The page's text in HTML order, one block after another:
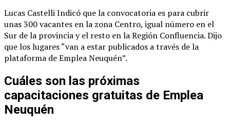
Lucas Castelli Indicó que la convocatoria es para cubrir
unas 300 vacantes en la zona Centro, igual número en el
Sur de la provincia y el resto en la Región Confluencia. Dijo
que los lugares “van a estar publicados a través de la
plataforma de Emplea Neuquén”.
Cuáles son las próximas
capacitaciones gratuitas de Emplea
Neuquén